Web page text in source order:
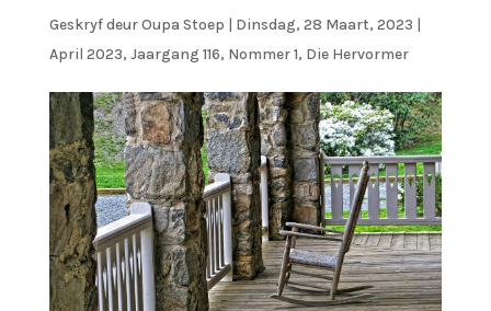
Geskryf deurOupa Stoep | Dinsdag, 28 Maart, 2023 |
April 2023, Jaargang 116, Nommer 1, Die Hervormer